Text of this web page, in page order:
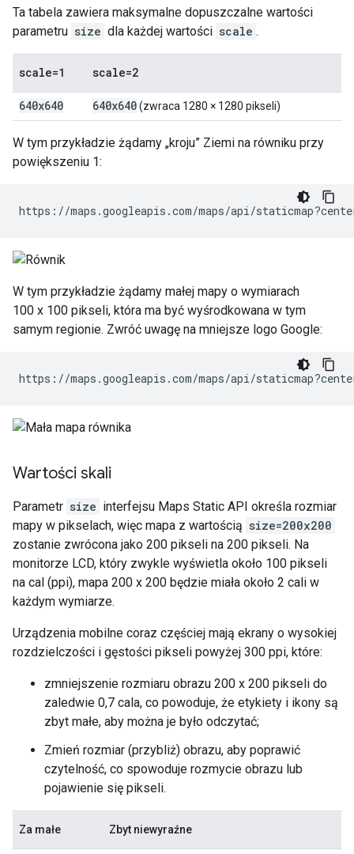
Ta tabela zawiera maksymalne dopuszczalne wartości
parametru size dla każdej wartości scale .
scale=1 scale=2
640x640 640x640(zwraca 1280 × 1280 pikseli)
W tym przykładzie żądamy „kroju” Ziemi na równiku przy
powiększeniu 1:
https://maps.googleapis.com/maps/api/
W tym przykładzie żądamy małej mapy o wymiarach
100 x 100 pikseli, która ma być wyśrodkowana w tym
samym regionie. Zwróć uwagę na mniejsze logo Google:
https://maps.googleapis.com/maps/api/
Wartości skali
Parametr size interfejsu Maps Static API określa rozmiar
mapy w pikselach, więc mapa z wartością size=200x200
zostanie zwrócona jako 200 pikseli na 200 pikseli. Na
monitorze LCD, który zwykle wyświetla około 100 pikseli
na cal (ppi), mapa 200 x 200 będzie miała około 2 cali w
każdym wymiarze.
Urządzenia mobilne coraz częściej mają ekrany o wysokiej
rozdzielczości i gęstości pikseli powyżej 300 ppi, które:
zmniejszenie rozmiaru obrazu 200 x 200 pikseli do
zaledwie 0,7 cala, co powoduje, że etykiety i ikony są
zbyt małe, aby można je było odczytać;
Zmień rozmiar (przybliż) obrazu, aby poprawić
czytelność, co spowoduje rozmycie obrazu lub
pojawienie się pikseli.
Za małe Zbyt niewyraźne